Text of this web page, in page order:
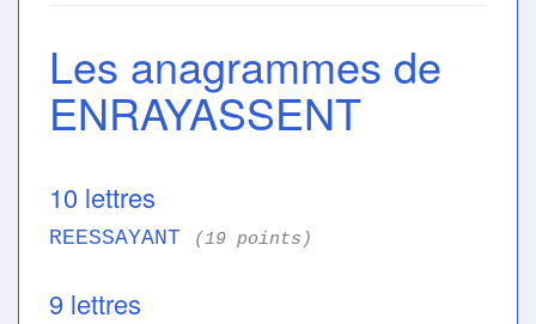
Les anagrammes de
ENRAYASSENT
10 lettres
REESSAYANT (19 points)
9 lettres